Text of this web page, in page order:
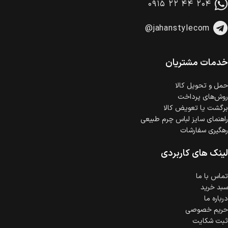
وجود دارد.
خرید اقساطی با شرایط آسان و بدون ضامن امکان‌پذیر
است.
گارانتی معتبر برای تمامی محصولات ارائه می‌شود.
۰۹۱۵ ۲۲ ۴۴ ۲۰۴
@jahanstylecom
خدمات مشتریان
حمل‌ و تحویل کالا
روش‌های پرداخت
برگشت یا تعویض کالا
راهنمای سایز لباس چرم طبیعی
رهگیری سفارشات
لینک های کاربردی
تماس با ما
سبد خرید
درباره ما
حریم خصوصی
ثبت شکایت